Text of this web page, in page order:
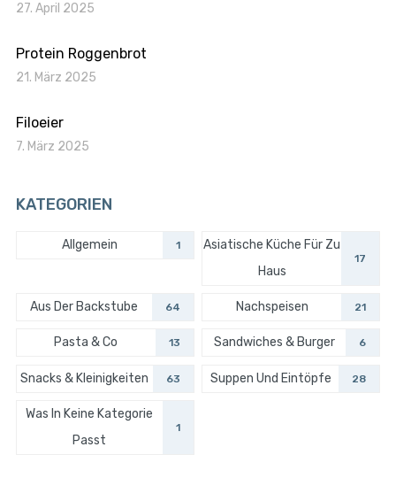
27. April 2025
Protein Roggenbrot
21. März 2025
Filoeier
7. März 2025
KATEGORIEN
Allgemein 1
Asiatische Küche Für Zu
Haus
17
Aus Der Backstube 64 Nachspeisen 21
Pasta & Co 13 Sandwiches & Burger 6
Snacks & Kleinigkeiten 63 Suppen Und Eintöpfe 28
Was In Keine Kategorie
Passt
1